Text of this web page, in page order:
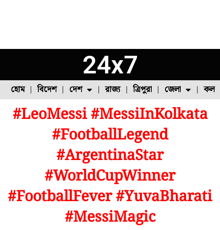
24x7
হোম বিদেশ দেশ
ফুল চাষ ফল চাষ মাছ চাষ পোল্ট্রি চাষ
রাজ্য ত্রিপুরা জেলা
উত্তর ২৪ পরগনা
#LeoMessi #MessiInKolkata
#FootballLegend
#ArgentinaStar
#WorldCupWinner
#FootballFever #YuvaBharati
#MessiMagic